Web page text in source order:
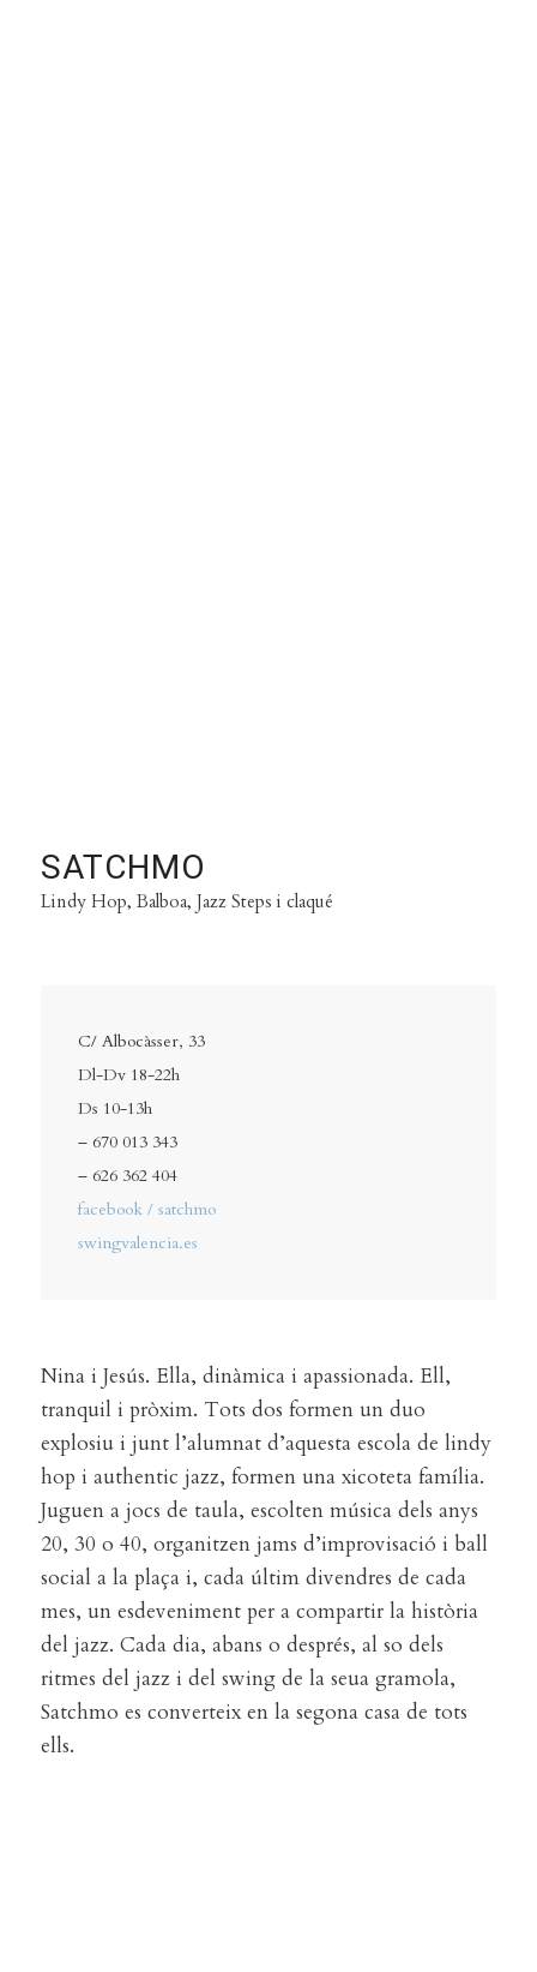
SATCHMO
Lindy Hop, Balboa, Jazz Steps i claqué
C/ Albocàsser, 33
Dl-Dv 18-22h
Ds 10-13h
– 670 013 343
– 626 362 404
facebook / satchmo
swingvalencia.es
Nina i Jesús. Ella, dinàmica i apassionada. Ell,
tranquil i pròxim. Tots dos formen un duo
explosiu i junt l’alumnat d’aquesta escola de lindy
hop i authentic jazz, formen una xicoteta família.
Juguen a jocs de taula, escolten música dels anys
20, 30 o 40, organitzen jams d’improvisació i ball
social a la plaça i, cada últim divendres de cada
mes, un esdeveniment per a compartir la història
del jazz. Cada dia, abans o després, al so dels
ritmes del jazz i del swing de la seua gramola,
Satchmo es converteix en la segona casa de tots
ells.